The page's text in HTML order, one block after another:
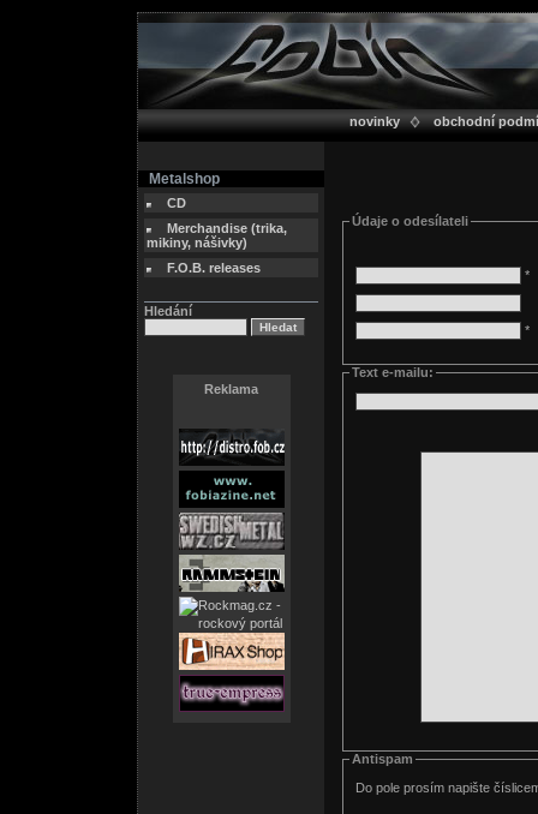
novinky obchodní
Metalshop
CD
Merchandise (trika,
mikiny, nášivky)
F.O.B. releases
Hledání
Reklama
Údaje o odesílateli
*
*
Text e-mailu:
Antispam
Do pole prosím napište